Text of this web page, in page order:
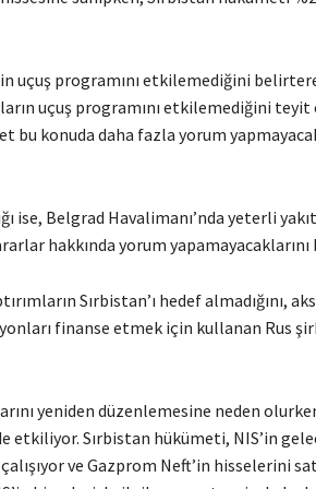
uçuş programını etkilemediğini
uçuş programını etkilemediğini teyit
bu konuda daha fazla yorum
ise, Belgrad Havalimanı’nda yeterli
hakkında yorum
Sırbistan’ı hedef almadığını,
finanse etmek için kullanan Rus
yeniden düzenlemesine neden
etkiliyor. Sırbistan hükümeti, NIS’in
ve Gazprom Neft’in hisselerini